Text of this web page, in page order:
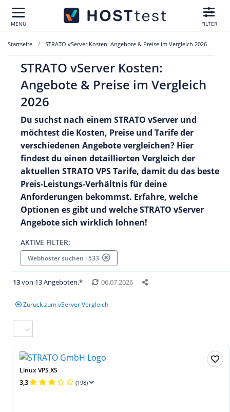
MENÜ FILTER
Startseite STRATO vServer Kosten: Angebote & Preise im Vergleich 2026
STRATO vServer Kosten:
Angebote & Preise im Vergleich
2026
Du suchst nach einem STRATO vServer und
möchtest die Kosten, Preise und Tarife der
verschiedenen Angebote vergleichen? Hier
findest du einen detaillierten Vergleich der
aktuellen STRATO VPS Tarife, damit du das beste
Preis-Leistungs-Verhältnis für deine
Anforderungen bekommst. Erfahre, welche
Optionen es gibt und welche STRATO vServer
Angebote sich wirklich lohnen!
AKTIVE FILTER:
Webhoster suchen : 533
13von 13 Angeboten.* 06.07.2026
Zurück zum vServer Vergleich
Linux VPS XS
3,3 (198)